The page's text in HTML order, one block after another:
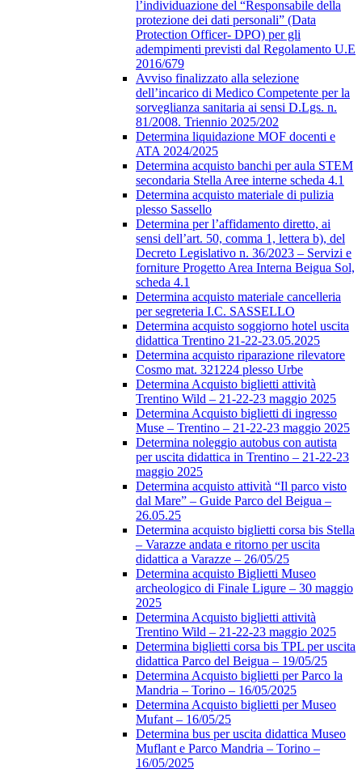
l’individuazione del “Responsabile della
protezione dei dati personali” (Data
Protection Officer- DPO) per gli
adempimenti previsti dal Regolamento U.E
2016/679
Avviso finalizzato alla selezione
dell’incarico di Medico Competente per la
sorveglianza sanitaria ai sensi D.Lgs. n.
81/2008. Triennio 2025/202
Determina liquidazione MOF docenti e
ATA 2024/2025
Determina acquisto banchi per aula STEM
secondaria Stella Aree interne scheda 4.1
Determina acquisto materiale di pulizia
plesso Sassello
Determina per l’affidamento diretto, ai
sensi dell’art. 50, comma 1, lettera b), del
Decreto Legislativo n. 36/2023 – Servizi e
forniture Progetto Area Interna Beigua Sol,
scheda 4.1
Determina acquisto materiale cancelleria
per segreteria I.C. SASSELLO
Determina acquisto soggiorno hotel uscita
didattica Trentino 21-22-23.05.2025
Determina acquisto riparazione rilevatore
Cosmo mat. 321224 plesso Urbe
Determina Acquisto biglietti attività
Trentino Wild – 21-22-23 maggio 2025
Determina Acquisto biglietti di ingresso
Muse – Trentino – 21-22-23 maggio 2025
Determina noleggio autobus con autista
per uscita didattica in Trentino – 21-22-23
maggio 2025
Determina acquisto attività “Il parco visto
dal Mare” – Guide Parco del Beigua –
26.05.25
Determina acquisto biglietti corsa bis Stella
– Varazze andata e ritorno per uscita
didattica a Varazze – 26/05/25
Determina acquisto Biglietti Museo
archeologico di Finale Ligure – 30 maggio
2025
Determina Acquisto biglietti attività
Trentino Wild – 21-22-23 maggio 2025
Determina biglietti corsa bis TPL per uscita
didattica Parco del Beigua – 19/05/25
Determina Acquisto biglietti per Parco la
Mandria – Torino – 16/05/2025
Determina Acquisto biglietti per Museo
Mufant – 16/05/25
Determina bus per uscita didattica Museo
Muflant e Parco Mandria – Torino –
16/05/2025